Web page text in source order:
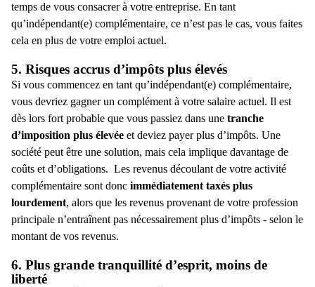
temps de vous consacrer à votre entreprise. En tant
qu’indépendant(e) complémentaire, ce n’est pas le cas, vous faites
cela en plus de votre emploi actuel.
5. Risques accrus d’impôts plus élevés
Si vous commencez en tant qu’indépendant(e) complémentaire,
vous devriez gagner un complément à votre salaire actuel. Il est
dès lors fort probable que vous passiez dans une tranche
d’imposition plus élevée et deviez payer plus d’impôts. Une
société peut être une solution, mais cela implique davantage de
coûts et d’obligations. Les revenus découlant de votre activité
complémentaire sont donc immédiatement taxés plus
lourdement, alors que les revenus provenant de votre profession
principale n’entraînent pas nécessairement plus d’impôts - selon le
montant de vos revenus.
6. Plus grande tranquillité d’esprit, moins de
liberté